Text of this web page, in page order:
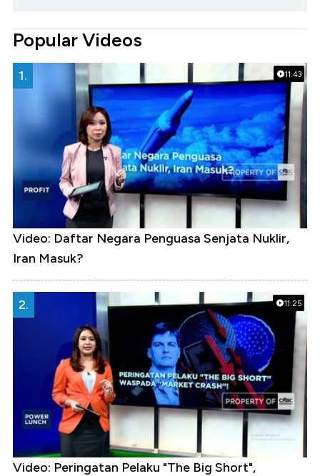
Popular Videos
11:43
1.
Video: Daftar Negara Penguasa Senjata Nuklir,
Iran Masuk?
11:25
2.
Video: Peringatan Pelaku "The Big Short",